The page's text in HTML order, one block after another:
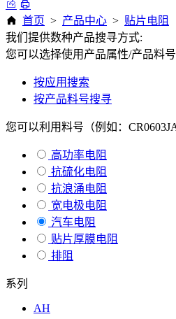
首页 > 产品中心 > 贴片电阻
我们提供数种产品搜寻方式:
您可以选择使用产品属性/产品料
按应用搜索
按产品料号搜寻
您可以利用料号（例如：
高功率电阻
抗硫化电阻
抗浪涌电阻
宽电极电阻
汽车电阻
贴片厚膜电阻
排阻
系列
AH